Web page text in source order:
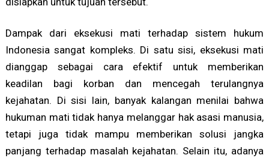
Dampak dari eksekusi mati terhadap sistem hukum
Indonesia sangat kompleks. Di satu sisi, eksekusi mati
dianggap sebagai cara efektif untuk memberikan
keadilan bagi korban dan mencegah terulangnya
kejahatan. Di sisi lain, banyak kalangan menilai bahwa
hukuman mati tidak hanya melanggar hak asasi manusia,
tetapi juga tidak mampu memberikan solusi jangka
panjang terhadap masalah kejahatan. Selain itu, adanya